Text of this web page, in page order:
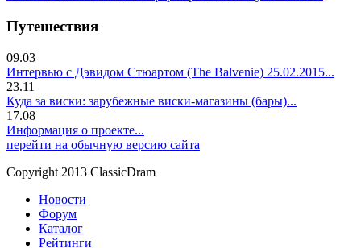
Путешествия
09.03
Интервью с Дэвидом Стюартом (The Balvenie) 25.02.2015...
23.11
Куда за виски: зарубежные виски-магазины (бары)...
17.08
Информация о проекте...
перейти на обычную версию сайта
Copyright 2013 ClassicDram
Новости
Форум
Каталог
Рейтинги